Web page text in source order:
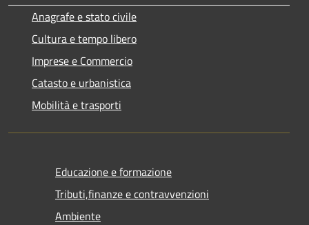
Anagrafe e stato civile
Cultura e tempo libero
Imprese e Commercio
Catasto e urbanistica
Mobilità e trasporti
Educazione e formazione
Tributi,finanze e contravvenzioni
Ambiente